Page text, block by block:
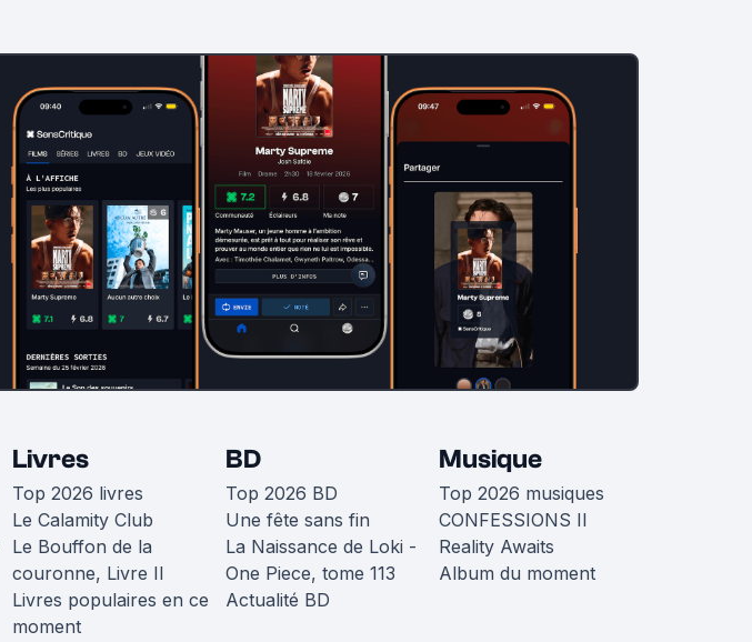
Livres
Top 2026 livres
Le Calamity Club
Le Bouffon de la
couronne, Livre II
Livres populaires en ce
moment
BD
Top 2026 BD
Une fête sans fin
La Naissance de Loki -
One Piece, tome 113
Actualité BD
Musique
Top 2026 musiques
CONFESSIONS II
Reality Awaits
Album du moment